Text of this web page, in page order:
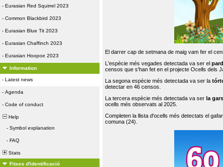
- Eurasian Red Squirrel 2023
- Common Blackbird 2023
- Eurasian Blue Tit 2023
- Eurasian Chaffinch 2023
- Eurasian Hoopoe 2023
Information
- Latest news
- Agenda
- Code of conduct
Help
- Symbol explanation
- FAQ
Stats
Fitxes d'identificació
El darrer cap de setmana de maig vam fer el
L'espècie més vegades detectada va ser el
censos que s'han fet en el projecte Ocells dels
La segona espècie més detectada va ser la
detectar en 46 censos.
La tercera espècie més detectada va ser la
ocells més observats al 2025.
Completen la llista d'ocells més detectats el
comuna (24).